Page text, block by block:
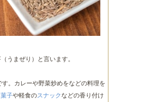
うまぜり）と言います。
。カレーや野菜炒めをなどの料理を
子や軽食のスナックなどの香り付け